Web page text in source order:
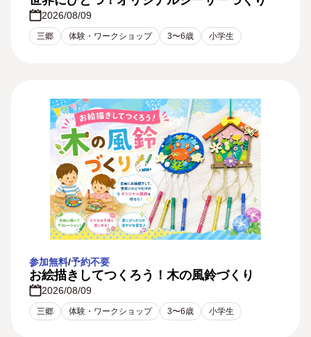
2026/08/09
三郷 体験・ワークショップ 3〜6歳 小学生
参加無料/予約不要
お絵描きしてつくろう！木の風鈴づくり
2026/08/09
三郷 体験・ワークショップ 3〜6歳 小学生